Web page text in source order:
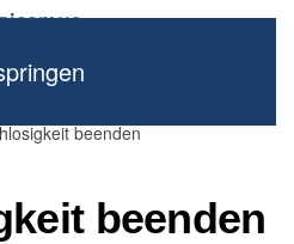
beenden
beenden